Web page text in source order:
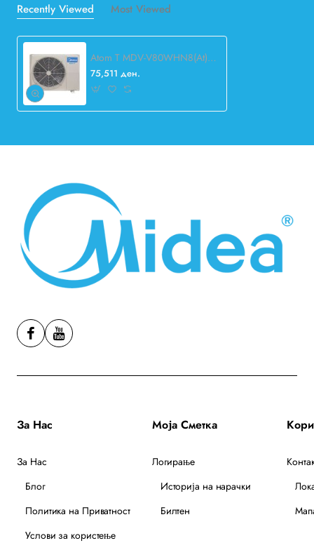
Recently Viewed Most Viewed
Atom T MDV-V80WHN8(At) VRF
75,511 ден.
За Нас
За Нас
Блог
Политика на Приватност
Услови за користење
Моја Сметка
Логирање
Историја на нарачки
Билтен